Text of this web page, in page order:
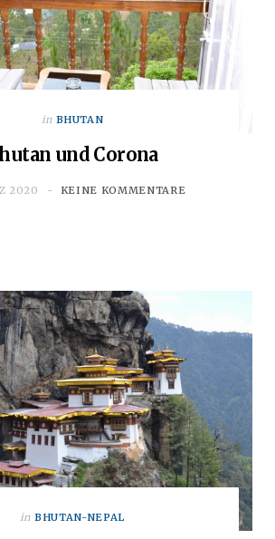
in BHUTAN
und Corona
2020 KEINE KOMMENTARE
in BHUTAN-NEPAL